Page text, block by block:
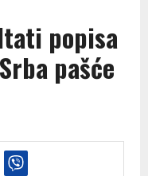
popisa
pašće